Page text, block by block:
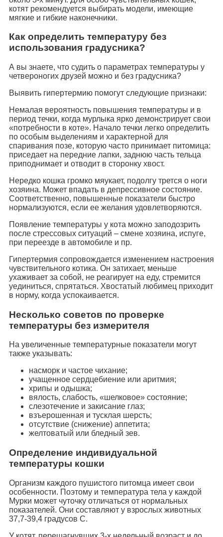
котят рекомендуется выбирать модели, имеющие
мягкие и гибкие наконечники.
Как определить температуру без
использования градусника?
А вы знаете, что судить о параметрах температуры у
четвероногих друзей можно и без градусника?
Выявить гипертермию помогут следующие признаки:
Немалая вероятность повышения температуры и в
период течки, когда мурлыка ярко демонстрирует свои
«потребности в коте». Начало течки легко определить
по особым выделениям и характерной для
спаривания позе, которую часто принимает питомица:
приседает на передние лапки, заднюю часть тельца
приподнимает и отводит в сторонку хвост.
Нередко кошка громко мяукает, подолгу трется о ноги
хозяина. Может впадать в депрессивное состояние.
Соответственно, повышенные показатели быстро
нормализуются, если ее желания удовлетворяются.
Появление температуры у кота можно заподозрить
после стрессовых ситуаций – смене хозяина, испуге,
при переезде в автомобиле и пр.
Гипертермия сопровождается изменением настроения
чувствительного котика. Он затихает, меньше
ухаживает за собой, не реагирует на еду, стремится
уединиться, спрятаться. Хвостатый любимец приходит
в норму, когда успокаивается.
Несколько советов по проверке
температуры без измерителя
На увеличенные температурные показатели могут
также указывать:
насморк и частое чихание;
учащенное сердцебиение или аритмия;
хрипы и одышка;
вялость, слабость, «шелковое» состояние;
слезотечение и закисание глаз;
взъерошенная и тусклая шерсть;
отсутствие (снижение) аппетита;
желтоватый или бледный зев.
Определение индивидуальной
температуры кошки
Организм каждого пушистого питомца имеет свои
особенности. Поэтому и температура тела у каждой
Мурки может чуточку отличаться от нормальных
показателей. Они составляют у взрослых животных
37,7-39,4 градусов C.